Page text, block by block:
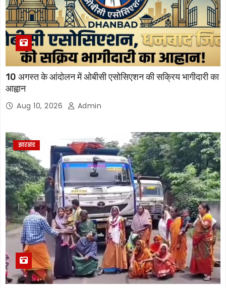
10 अगस्त के आंदोलन में ओबीसी एसोसिएशन की सक्रिय भागीदारी का
आह्वान
Aug 10, 2026 Admin
झारखंड